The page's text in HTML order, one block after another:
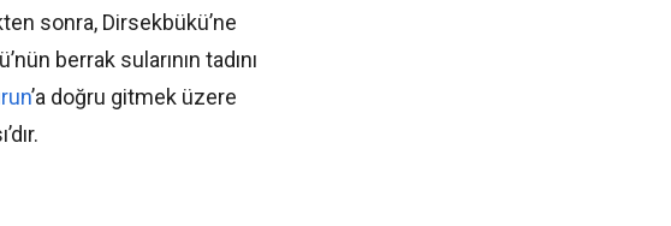
sonra, Dirsekbükü’ne
berrak sularının tadını
’a doğru gitmek üzere